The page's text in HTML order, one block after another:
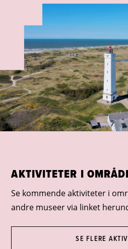
AKTIVITETER I
Se kommende aktiviteter i
andre museer via linket
SE FLERE